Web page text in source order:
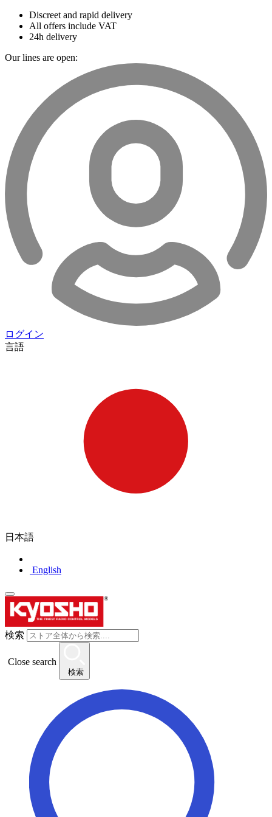
Discreet and rapid delivery
All offers include VAT
24h delivery
Our lines are open:
ログイン
言語
日本語
English
検索
Close search
検索